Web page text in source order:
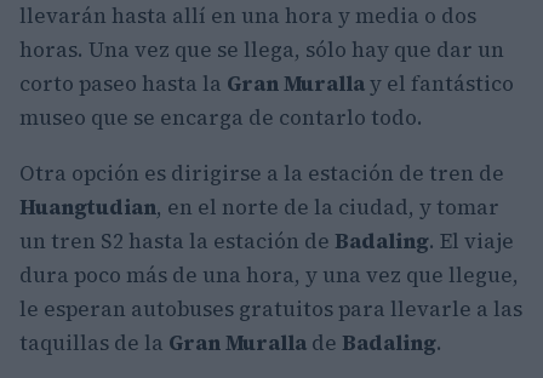
llevarán hasta allí en una hora y media o dos
horas. Una vez que se llega, sólo hay que dar un
corto paseo hasta la Gran Murallay el fantástico
museo que se encarga de contarlo todo.
Otra opción es dirigirse a la estación de tren de
Huangtudian, en el norte de la ciudad, y tomar
un tren S2 hasta la estación de Badaling. El viaje
dura poco más de una hora, y una vez que llegue,
le esperan autobuses gratuitos para llevarle a las
taquillas de la Gran Muralla de Badaling.